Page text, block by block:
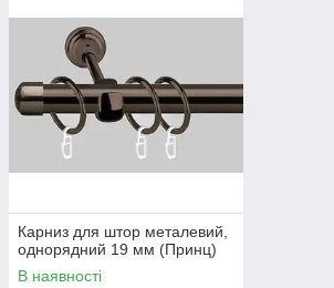
Карниз для штор металевий,
однорядний 19 мм (Принц)
В наявності